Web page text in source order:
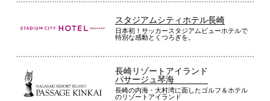
スタジアムシティホテル長崎
日本初！サッカースタジアムビューホテルで
特別な感動とくつろぎを。
長崎リゾートアイランド
パサージュ琴海
長崎の内海・大村湾に面したゴルフ＆ホテル
のリゾートアイランド